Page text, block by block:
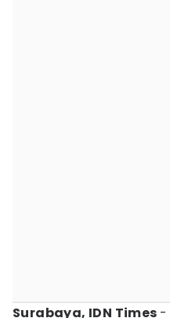
Surabaya, IDN Times -